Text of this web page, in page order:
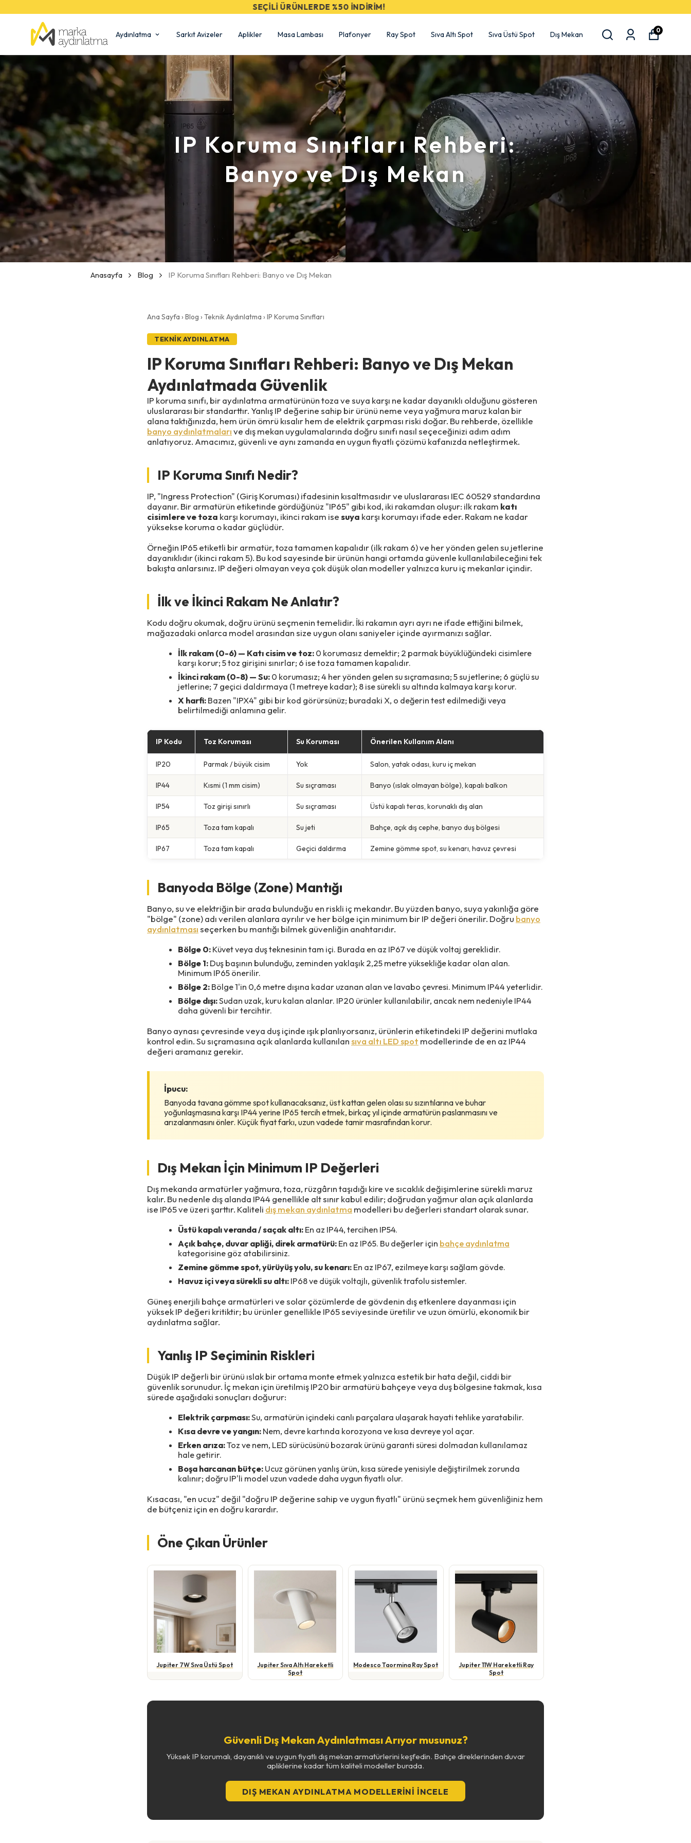
📦 5000 TL ÜCRETSİZ KARGO! 📦
Aydınlatma Sarkıt Avizeler Aplikler Masa Lambası Plafonyer Ray Spot Sıva Altı Spot Sıva Üstü Spot Dış Mekan 0
IP Koruma Sınıfları Rehberi:
Banyo ve Dış Mekan
Anasayfa Blog IP Koruma Sınıfları Rehberi: Banyo ve Dış Mekan
Ana Sayfa › Blog › Teknik Aydınlatma › IP Koruma Sınıfları
TEKNIK AYDINLATMA
IP Koruma Sınıfları Rehberi: Banyo ve Dış Mekan
Aydınlatmada Güvenlik
IP koruma sınıfı, bir aydınlatma armatürünün toza ve suya karşı ne kadar dayanıklı olduğunu gösteren
uluslararası bir standarttır. Yanlış IP değerine sahip bir ürünü neme veya yağmura maruz kalan bir
alana taktığınızda, hem ürün ömrü kısalır hem de elektrik çarpması riski doğar. Bu rehberde, özellikle
banyo aydınlatmalarıve dış mekan uygulamalarında doğru sınıfı nasıl seçeceğinizi adım adım
anlatıyoruz. Amacımız, güvenli ve aynı zamanda en uygun fiyatlı çözümü kafanızda netleştirmek.
IP Koruma Sınıfı Nedir?
IP, "Ingress Protection" (Giriş Koruması) ifadesinin kısaltmasıdır ve uluslararası IEC 60529 standardına
dayanır. Bir armatürün etiketinde gördüğünüz "IP65" gibi kod, iki rakamdan oluşur: ilk rakam katı
cisimlere ve toza karşı korumayı, ikinci rakam isesuya karşı korumayı ifade eder. Rakam ne kadar
yüksekse koruma o kadar güçlüdür.
Örneğin IP65 etiketli bir armatür, toza tamamen kapalıdır (ilk rakam 6) ve her yönden gelen su jetlerine
dayanıklıdır (ikinci rakam 5). Bu kod sayesinde bir ürünün hangi ortamda güvenle kullanılabileceğini tek
bakışta anlarsınız. IP değeri olmayan veya çok düşük olan modeller yalnızca kuru iç mekanlar içindir.
İlk ve İkinci Rakam Ne Anlatır?
Kodu doğru okumak, doğru ürünü seçmenin temelidir. İki rakamın ayrı ayrı ne ifade ettiğini bilmek,
mağazadaki onlarca model arasından size uygun olanı saniyeler içinde ayırmanızı sağlar.
İlk rakam (0-6) — Katı cisim ve toz: 0 korumasız demektir; 2 parmak büyüklüğündeki cisimlere
karşı korur; 5 toz girişini sınırlar; 6 ise toza tamamen kapalıdır.
İkinci rakam (0-8) — Su: 0 korumasız; 4 her yönden gelen su sıçramasına; 5 su jetlerine; 6 güçlü su
jetlerine; 7 geçici daldırmaya (1 metreye kadar); 8 ise sürekli su altında kalmaya karşı korur.
X harfi: Bazen "IPX4" gibi bir kod görürsünüz; buradaki X, o değerin test edilmediği veya
belirtilmediği anlamına gelir.
IP Kodu Toz Koruması Su Koruması Önerilen Kullanım Alanı
IP20 Parmak / büyük cisim Yok Salon, yatak odası, kuru iç mekan
IP44 Kısmi (1 mm cisim) Su sıçraması Banyo (ıslak olmayan bölge), kapalı balkon
IP54 Toz girişi sınırlı Su sıçraması Üstü kapalı teras, korunaklı dış alan
IP65 Toza tam kapalı Su jeti Bahçe, açık dış cephe, banyo duş bölgesi
IP67 Toza tam kapalı Geçici daldırma Zemine gömme spot, su kenarı, havuz çevresi
Banyoda Bölge (Zone) Mantığı
Banyo, su ve elektriğin bir arada bulunduğu en riskli iç mekandır. Bu yüzden banyo, suya yakınlığa göre
"bölge" (zone) adı verilen alanlara ayrılır ve her bölge için minimum bir IP değeri önerilir. Doğru banyo
aydınlatmasıseçerken bu mantığı bilmek güvenliğin anahtarıdır.
Bölge 0: Küvet veya duş teknesinin tam içi. Burada en az IP67 ve düşük voltaj gereklidir.
Bölge 1: Duş başının bulunduğu, zeminden yaklaşık 2,25 metre yüksekliğe kadar olan alan.
Minimum IP65 önerilir.
Bölge 2: Bölge 1'in 0,6 metre dışına kadar uzanan alan ve lavabo çevresi. Minimum IP44 yeterlidir.
Bölge dışı:Sudan uzak, kuru kalan alanlar. IP20 ürünler kullanılabilir, ancak nem nedeniyle IP44
daha güvenli bir tercihtir.
Banyo aynası çevresinde veya duş içinde ışık planlıyorsanız, ürünlerin etiketindeki IP değerini mutlaka
kontrol edin. Su sıçramasına açık alanlarda kullanılansıva altı LED spot modellerinde de en az IP44
değeri aramanız gerekir.
İpucu:
Banyoda tavana gömme spot kullanacaksanız, üst kattan gelen olası su sızıntılarına ve buhar
yoğunlaşmasına karşı IP44 yerine IP65 tercih etmek, birkaç yıl içinde armatürün paslanmasını ve
arızalanmasını önler. Küçük fiyat farkı, uzun vadede tamir masrafından korur.
Dış Mekan İçin Minimum IP Değerleri
Dış mekanda armatürler yağmura, toza, rüzgârın taşıdığı kire ve sıcaklık değişimlerine sürekli maruz
kalır. Bu nedenle dış alanda IP44 genellikle alt sınır kabul edilir; doğrudan yağmur alan açık alanlarda
ise IP65 ve üzeri şarttır. Kaliteli dış mekan aydınlatma modelleri bu değerleri standart olarak sunar.
Üstü kapalı veranda / saçak altı: En az IP44, tercihen IP54.
Açık bahçe, duvar apliği, direk armatürü: En az IP65. Bu değerler için bahçe aydınlatma
kategorisine göz atabilirsiniz.
Zemine gömme spot, yürüyüş yolu, su kenarı: En az IP67, ezilmeye karşı sağlam gövde.
Havuz içi veya sürekli su altı: IP68 ve düşük voltajlı, güvenlik trafolu sistemler.
Güneş enerjili bahçe armatürleri ve solar çözümlerde de gövdenin dış etkenlere dayanması için
yüksek IP değeri kritiktir; bu ürünler genellikle IP65 seviyesinde üretilir ve uzun ömürlü, ekonomik bir
aydınlatma sağlar.
Yanlış IP Seçiminin Riskleri
Düşük IP değerli bir ürünü ıslak bir ortama monte etmek yalnızca estetik bir hata değil, ciddi bir
güvenlik sorunudur. İç mekan için üretilmiş IP20 bir armatürü bahçeye veya duş bölgesine takmak, kısa
sürede aşağıdaki sonuçları doğurur:
Elektrik çarpması:Su, armatürün içindeki canlı parçalara ulaşarak hayati tehlike yaratabilir.
Kısa devre ve yangın: Nem, devre kartında korozyona ve kısa devreye yol açar.
Erken arıza:Toz ve nem, LED sürücüsünü bozarak ürünü garanti süresi dolmadan kullanılamaz
hale getirir.
Boşa harcanan bütçe: Ucuz görünen yanlış ürün, kısa sürede yenisiyle değiştirilmek zorunda
kalınır; doğru IP'li model uzun vadede daha uygun fiyatlı olur.
Kısacası, "en ucuz" değil "doğru IP değerine sahip ve uygun fiyatlı" ürünü seçmek hem güvenliğiniz hem
de bütçeniz için en doğru karardır.
Öne Çıkan Ürünler
Jupiter 7W Sıva Üstü Spot
Jupiter Sıva Altı Hareketli
Spot
Modesco Taormina Ray Spot
Jupiter 11W Hareketli Ray
Spot
Güvenli Dış Mekan Aydınlatması Arıyor musunuz?
Yüksek IP korumalı, dayanıklı ve uygun fiyatlı dış mekan armatürlerini keşfedin. Bahçe direklerinden duvar
apliklerine kadar tüm kaliteli modeller burada.
DIŞ MEKAN AYDINLATMA MODELLERINI İNCELE